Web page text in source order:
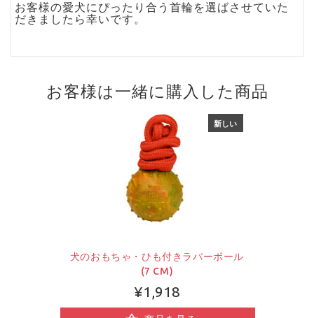
お客様の愛犬にぴったり合う首輪を選ばさせていた
だきましたら幸いです。
お客様は一緒に購入した商品
新しい
犬のおもちゃ・ひも付きラバーボール
(7 CM)
¥1,918